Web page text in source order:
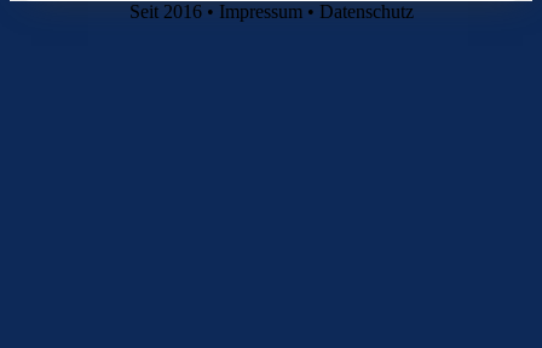
Seit 2016 • Impressum • Datenschutz